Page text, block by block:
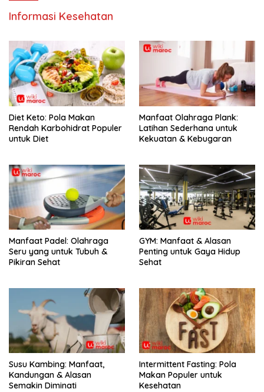
Informasi Kesehatan
Diet Keto: Pola Makan
Rendah Karbohidrat Populer
untuk Diet
Manfaat Olahraga Plank:
Latihan Sederhana untuk
Kekuatan & Kebugaran
Manfaat Padel: Olahraga
Seru yang untuk Tubuh &
Pikiran Sehat
GYM: Manfaat & Alasan
Penting untuk Gaya Hidup
Sehat
Susu Kambing: Manfaat,
Kandungan & Alasan
Semakin Diminati
Intermittent Fasting: Pola
Makan Populer untuk
Kesehatan